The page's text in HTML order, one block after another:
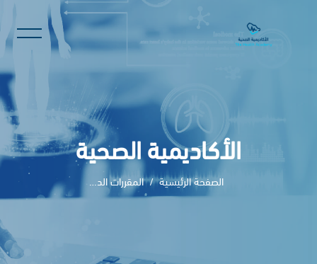
الأكاديمية الصحية
الصفحة الرئيسية المقررات الدراسية